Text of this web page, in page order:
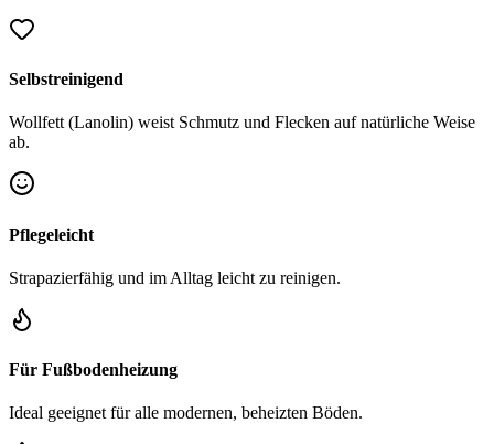
Selbstreinigend
Wollfett (Lanolin) weist Schmutz und Flecken auf natürliche Weise
ab.
Pflegeleicht
Strapazierfähig und im Alltag leicht zu reinigen.
Für Fußbodenheizung
Ideal geeignet für alle modernen, beheizten Böden.